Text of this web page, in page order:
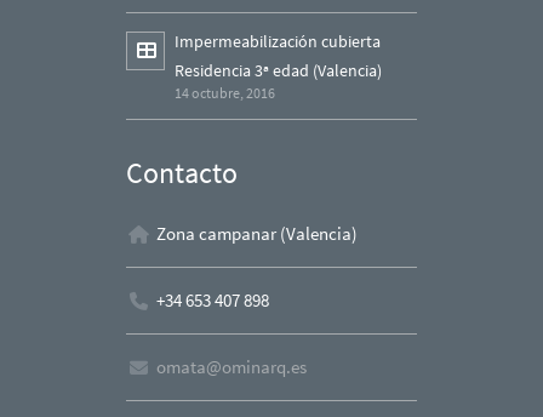
Impermeabilización cubierta
Residencia 3ª edad (Valencia)
14 octubre, 2016
Contacto
Zona campanar (Valencia)
+34 653 407 898
omata@ominarq.es